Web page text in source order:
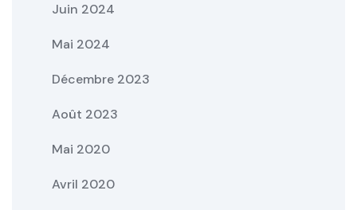
Juin 2024
Mai 2024
Décembre 2023
Août 2023
Mai 2020
Avril 2020